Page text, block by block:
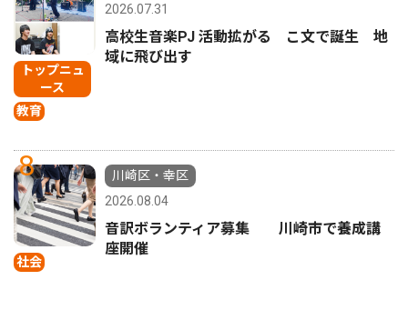
トップニュ
ース
教育
2026.07.31
高校生音楽PJ 活動拡がる こ文で誕生 地
域に飛び出す
8
社会
川崎区・幸区
2026.08.04
音訳ボランティア募集 川崎市で養成講
座開催